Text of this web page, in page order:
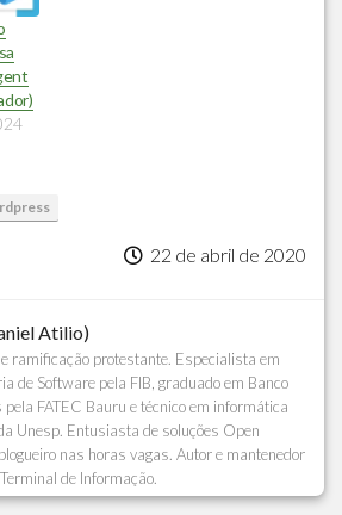
22 de abril de 2020
Atilio)
ramificação protestante. Especialista em
de Software pela FIB, graduado em Banco
pela FATEC Bauru e técnico em informática
Unesp. Entusiasta de soluções Open
nas horas vagas. Autor e mantenedor
de Informação.